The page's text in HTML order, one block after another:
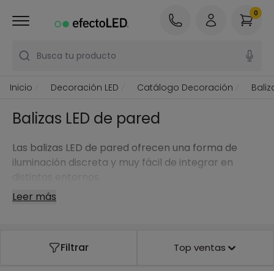
Busca tu producto
0
Inicio Decoración LED Catálogo Decoración
Balizas LED de pared
Las balizas LED de pared ofrecen una forma de
iluminación discreta y muy fácil de integrar en
Leer más
Filtrar Top ventas